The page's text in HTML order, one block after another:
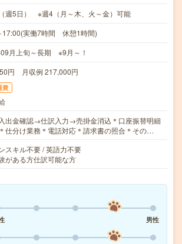
週5日） ※週4（月～木、火～金）可能
17:00(実働7時間 休憩1時間)
月上旬～長期 ※9月～！
円 月収例 217,000円
費
出金確認→仕訳入力→売掛金消込＊口座振替明細
仕分け業務＊電話対応＊請求書の照合＊その…
スキル不要 / 英語力不要
がある方仕訳可能な方
男性